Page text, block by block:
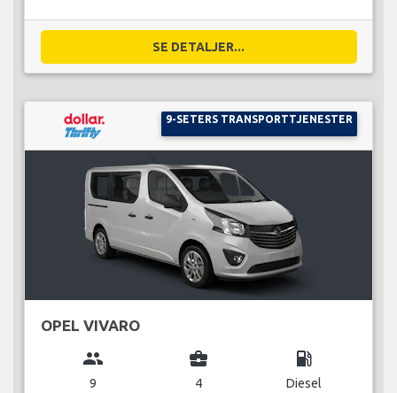
SE DETALJER...
9-SETERS TRANSPORTTJENESTER
OPEL VIVARO
group
9
business_center
4
local_gas_station
Diesel